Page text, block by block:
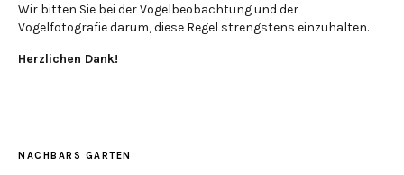
Wir bitten Sie bei der Vogelbeobachtung und der
Vogelfotografie darum, diese Regel strengstens einzuhalten.
Herzlichen Dank!
NACHBARS GARTEN